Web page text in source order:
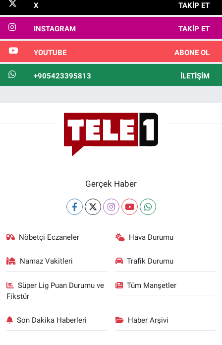
X TAKIP ET
INSTAGRAM TAKIP ET
YOUTUBE ABONE OL
+905423395813 İLETIŞIM
Gerçek Haber
Nöbetçi Eczaneler Hava Durumu
Namaz Vakitleri Trafik Durumu
Süper Lig Puan Durumu ve
Fikstür
Tüm Manşetler
Son Dakika Haberleri Haber Arşivi